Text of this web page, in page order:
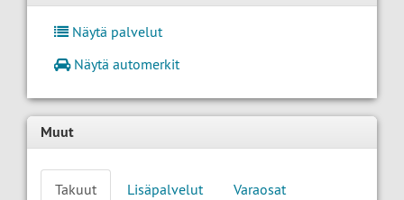
Näytä palvelut
Näytä automerkit
Muut
Takuut Lisäpalvelut Varaosat